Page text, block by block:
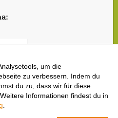
Dopingkontrollen
um die
zu verbessern. Indem du
du zu, dass wir für diese
Informationen findest du in